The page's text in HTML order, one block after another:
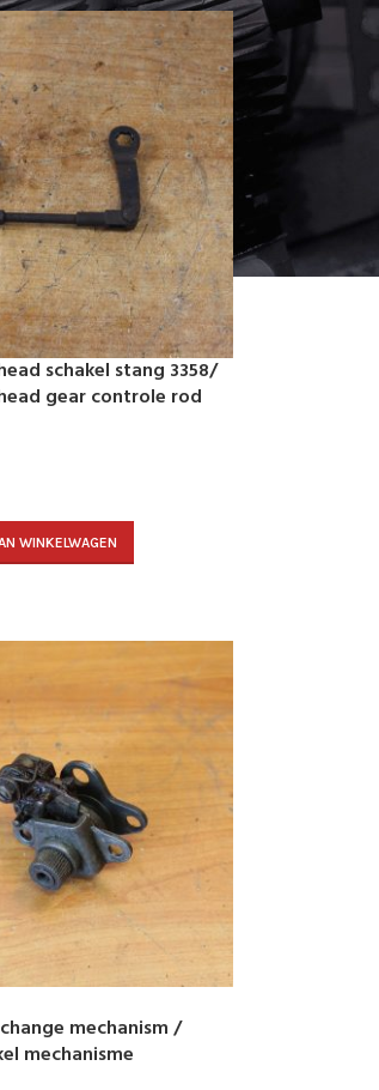
schakel stang 3358/
gear controle rod
WINKELWAGEN
mechanism /
mechanisme